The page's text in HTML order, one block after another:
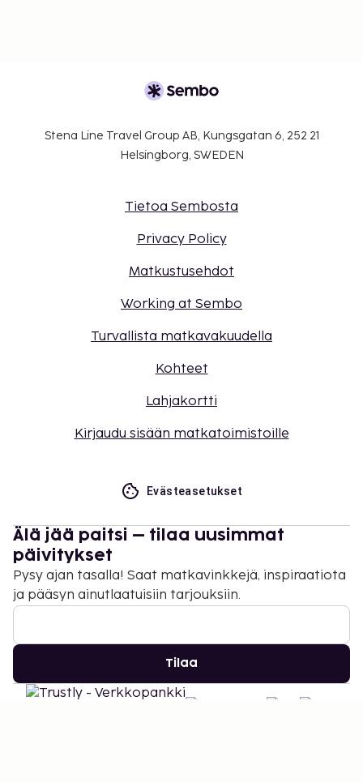
Stena Line Travel Group AB, Kungsgatan 6, 252 21
Helsingborg, SWEDEN
Tietoa Sembosta
Privacy Policy
Matkustusehdot
Working at Sembo
Turvallista matkavakuudella
Kohteet
Lahjakortti
Kirjaudu sisään matkatoimistoille
Evästeasetukset
Älä jää paitsi – tilaa uusimmat
päivitykset
Pysy ajan tasalla! Saat matkavinkkejä, inspiraatiota
ja pääsyn ainutlaatuisiin tarjouksiin.
Tilaa